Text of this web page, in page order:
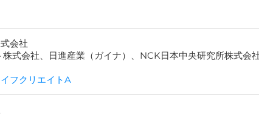
会社
式会社、日進産業（ガイナ）、NCK日本中央研究所株式会
フクリエイトA